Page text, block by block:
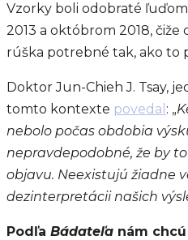
Vzorky boli odobraté
2013 a októbrom 2018,
rúška potrebné tak, ako to
Doktor Jun-Chieh J. Tsay,
tomto kontexte povedal : „
nebolo počas obdobia
nepravdepodobné, že by
objavu. Neexistujú žiadne
dezinterpretácii našich
Podľa Bádateľa nám